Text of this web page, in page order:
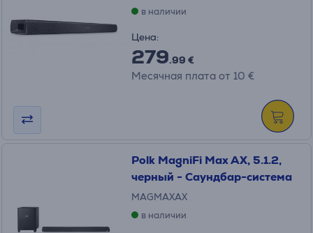
в наличии
Цена:
279.99 €
Месячная плата от 10 €
Polk MagniFi Max AX, 5.1.2,
черный - Саундбар-система
MAGMAXAX
в наличии